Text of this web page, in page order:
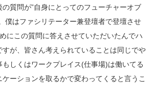
質問が”自身にとってのフューチャーオブ
僕はファシリテーター兼登壇者で登壇させ
にこの質問に答えさせていただいたんでハ
すが、皆さん考えられていることは同じでや
しくはワークプレイス(仕事場)は働いてる
ケーションを取るかで変わってくると言うこ